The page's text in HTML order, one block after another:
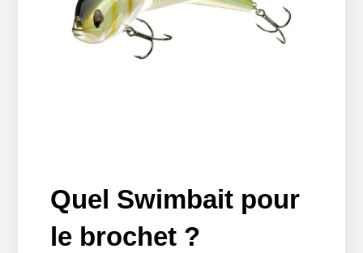
Quel Swimbait pour
le brochet ?